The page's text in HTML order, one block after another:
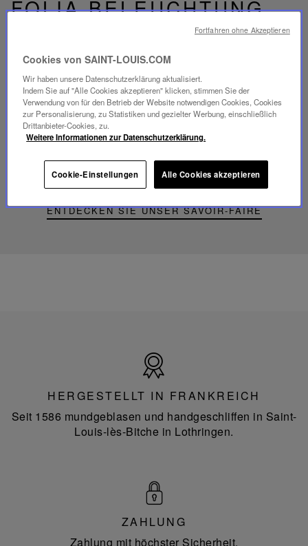
FOLIA BELEUCHTUNG
ENTDECKEN SIE UNSER SAVOIR-FAIRE
Video
abspielen
YouTube-
Folia
Portable-
Lampe
Frankreich
HERGESTELLT IN FRANKREICH
Seit 1586 mundgeblasen und handgeschliffen in Saint-
Louis-lès-Bitche in Lothringen.
ZAHLUNG
Zahlung mit höchster Sicherheit.
Cookies von SAINT-LOUIS.COM
Wir haben unsere Datenschutzerklärung aktualisiert.
Indem Sie auf "Alle Cookies akzeptieren" klicken, stimmen Sie der
Verwendung von für den Betrieb der Website notwendigen Cookies, Cookies
zur Personalisierung, zu Statistiken und gezielter Werbung, einschließlich
Drittanbieter-Cookies, zu.
Weitere Informationen zur Datenschutzerklärung.
Cookie-Einstellungen Alle Cookies akzeptieren
Fortfahren ohne Akzeptieren